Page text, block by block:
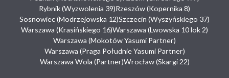
Rybnik (Wyzwolenia 39)Rzeszów (Kopernika 8)
Sosnowiec (Modrzejowska 12)Szczecin (Wyszyńskiego 37)
Warszawa (Krasińskiego 16)Warszawa (Lwowska 10 lok 2)
Warszawa (Mokotów Yasumi Partner)
Warszawa (Praga Południe Yasumi Partner)
Warszawa Wola (Partner)Wrocław (Skargi 22)